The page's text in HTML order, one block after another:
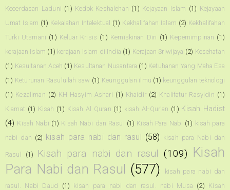
Kecerdasan Laduni (1) Kedok Keshalehan (1) Kejayaan Islam (1) Kejayaan
Umat Islam (1) Kekalahan Intelektual (1) Kekhalifahan Islam (2) Kekhalifahan
Turki Utsmani (1) Keluar Krisis (1) Kemiskinan Diri (1) Kepemimpinan (1)
kerajaan Islam (1) kerajaan Islam di India (1) Kerajaan Sriwijaya (2) Kesehatan
(1) Kesultanan Aceh (1) Kesultanan Nusantara (1) Ketuhanan Yang Maha Esa
(1) Keturunan Rasulullah saw (1) Keunggulan ilmu (1) keunggulan teknologi
(1) Kezaliman (2) KH Hasyim Ashari (1) Khaidir (2) Khalifatur Rasyidin (1)
Kiamat (1) Kisah (1) Kisah Al Quran (1) kisah Al-Qur'an (1) Kisah Hadist
(4) Kisah Nabi (1) Kisah Nabi dan Rasul (1) Kisah Para Nabi (1) kisah para
nabi dan (2) kisah para nabi dan rasul (58) kisah para Nabi dan
Rasul (1) Kisah para nabi dan rasul (109) Kisah
Para Nabi dan Rasul (577)
kisah para nabi dan
rasul. Nabi Daud
(1) kisah para nabi dan rasul. nabi Musa (2) Kisah